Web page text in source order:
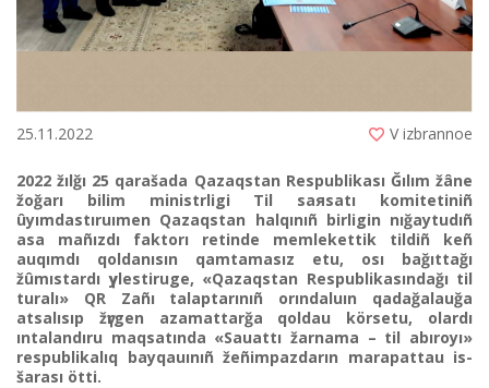
25.11.2022 V izbrannoe
2022 žılğı 25 qarašada Qazaqstan Respublikası Ğılım žâne
žoğarı bіlіm ministrlіgі Tіl saяsatı komitetіnіñ
ûyımdastıruımen Qazaqstan halqınıñ bіrlіgіn nığaytudıñ
asa mañızdı faktorı retіnde memlekettіk tіldіñ keñ
auqımdı qoldanısın qamtamasız etu, osı bağıttağı
žûmıstardı үylestіruge, «Qazaqstan Respublikasındağı tіl
turalı» QR Zañı talaptarınıñ orındaluın qadağalauğa
atsalısıp žүrgen azamattarğa qoldau körsetu, olardı
ıntalandıru maqsatında «Sauattı žarnama – tіl abıroyı»
respublikalıq bayqauınıñ žeñіmpazdarın marapattau іs-
šarası öttі.